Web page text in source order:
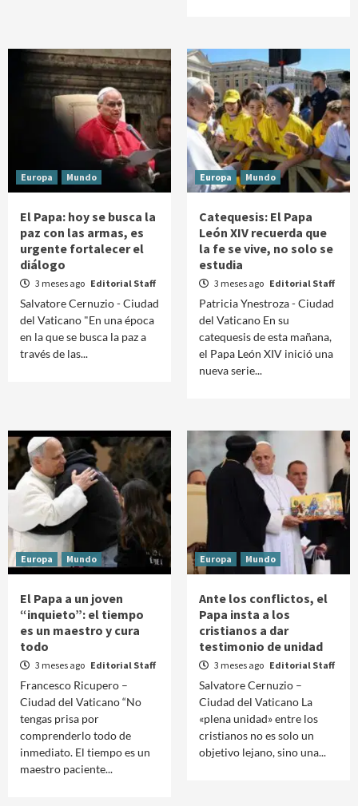
Europa Mundo
El Papa: hoy se busca la
paz con las armas, es
urgente fortalecer el
diálogo
3 meses ago Editorial Staff
Salvatore Cernuzio - Ciudad
del Vaticano "En una época
en la que se busca la paz a
través de las...
Europa Mundo
Catequesis: El Papa
León XIV recuerda que
la fe se vive, no solo se
estudia
3 meses ago Editorial Staff
Patricia Ynestroza - Ciudad
del Vaticano En su
catequesis de esta mañana,
el Papa León XIV inició una
nueva serie...
Europa Mundo
El Papa a un joven
“inquieto”: el tiempo
es un maestro y cura
todo
3 meses ago Editorial Staff
Francesco Ricupero –
Ciudad del Vaticano “No
tengas prisa por
comprenderlo todo de
inmediato. El tiempo es un
maestro paciente...
Europa Mundo
Ante los conflictos, el
Papa insta a los
cristianos a dar
testimonio de unidad
3 meses ago Editorial Staff
Salvatore Cernuzio –
Ciudad del Vaticano La
«plena unidad» entre los
cristianos no es solo un
objetivo lejano, sino una...